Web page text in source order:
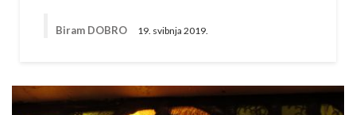
Biram DOBRO 19. svibnja 2019.